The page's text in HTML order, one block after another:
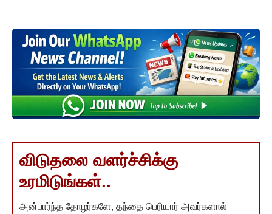
விடுதலை வளர்ச்சிக்கு
உரமிடுங்கள்..
அன்பார்ந்த தோழர்களே, தந்தை பெரியார் அவர்களால்